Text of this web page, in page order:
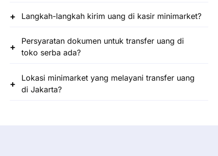
Langkah-langkah kirim uang di kasir minimarket?
Persyaratan dokumen untuk transfer uang di
toko serba ada?
Lokasi minimarket yang melayani transfer uang
di Jakarta?